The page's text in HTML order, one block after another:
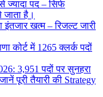
पद – सिर्फ
जाता है।
खत्म – रिजल्ट जारी
कोर्ट में 1265 क्लर्क पदों
3,951 पदों पर सुनहरा
पूरी तैयारी की Strategy